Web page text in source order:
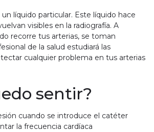
líquido particular. Este líquido hace
visibles en la radiografía. A
recorre tus arterias, se toman
de la salud estudiará las
cualquier problema en tus arterias
sentir?
cuando se introduce el catéter
la frecuencia cardíaca